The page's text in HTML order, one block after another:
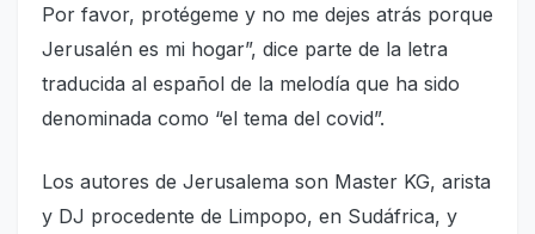
Por favor, protégeme y no me dejes atrás porque
Jerusa­lén es mi hogar”, dice par­te de la letra
traducida al es­pañol de la melodía que ha sido
denominada como “el tema del covid”.
Los autores de Jerusale­ma son Master KG, arista
y DJ procedente de Limpopo, en Sudáfrica, y